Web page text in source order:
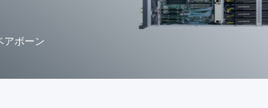
アボーン